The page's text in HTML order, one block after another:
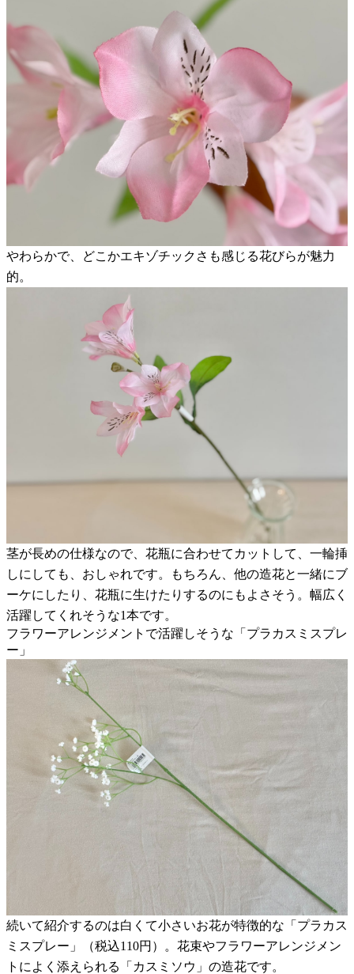
やわらかで、どこかエキゾチックさも感じる花びらが魅力
的。
茎が長めの仕様なので、花瓶に合わせてカットして、一輪挿
しにしても、おしゃれです。もちろん、他の造花と一緒にブ
ーケにしたり、花瓶に生けたりするのにもよさそう。幅広く
活躍してくれそうな1本です。
フラワーアレンジメントで活躍しそうな「プラカスミスプレ
ー」
続いて紹介するのは白くて小さいお花が特徴的な「プラカス
ミスプレー」（税込110円）。花束やフラワーアレンジメン
トによく添えられる「カスミソウ」の造花です。